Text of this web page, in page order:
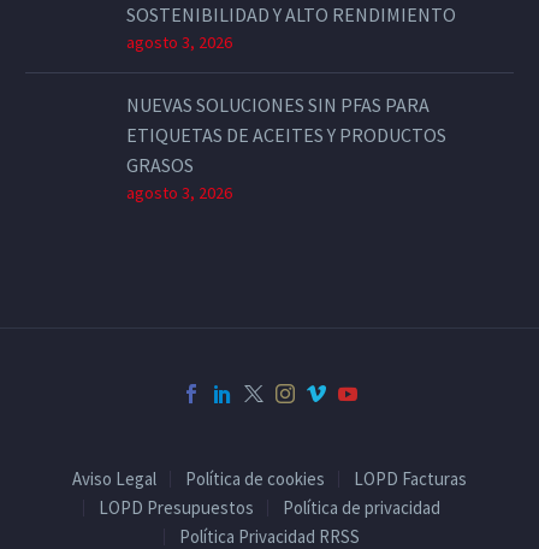
SOSTENIBILIDAD Y ALTO RENDIMIENTO
agosto 3, 2026
NUEVAS SOLUCIONES SIN PFAS PARA
ETIQUETAS DE ACEITES Y PRODUCTOS
GRASOS
agosto 3, 2026
Aviso Legal Política de cookies
LOPD Facturas
LOPD Presupuestos
Política de privacidad
Política Privacidad RRSS